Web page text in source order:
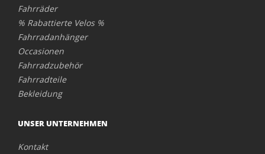
Fahrräder
% Rabattierte Velos %
Fahrradanhänger
Occasionen
Fahrradzubehör
Fahrradteile
Bekleidung
UNSER UNTERNEHMEN
Kontakt